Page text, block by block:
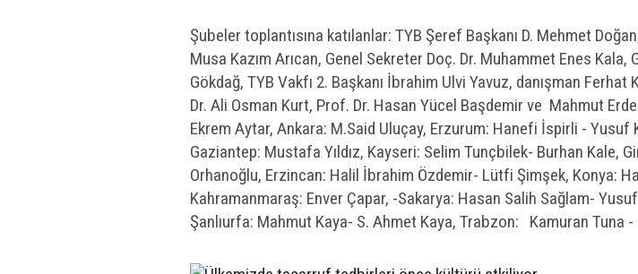
Şubeler toplantısına katılanlar: TYB Şeref Başkanı D. Mehmet
Musa Kazım Arıcan, Genel Sekreter Doç. Dr. Muhammet Enes Kala,
Gökdağ, TYB Vakfı 2. Başkanı İbrahim Ulvi Yavuz, danışman
Dr. Ali Osman Kurt, Prof. Dr. Hasan Yücel Başdemir ve Mahmut
Ekrem Aytar, Ankara: M.Said Uluçay, Erzurum: Hanefi İspirli - Yusuf
Gaziantep: Mustafa Yıldız, Kayseri: Selim Tunçbilek- Burhan Kale,
Orhanoğlu, Erzincan: Halil İbrahim Özdemir- Lütfi Şimşek, Konya:
Kahramanmaraş: Enver Çapar, -Sakarya: Hasan Salih Sağlam- Yusuf
Şanlıurfa: Mahmut Kaya- S. Ahmet Kaya, Trabzon: Kamuran Tuna